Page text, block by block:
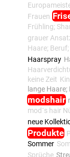
Frauen
Frühling;
grauer
Haare;
Haarspray
keine Zeit
lange Haare;
modshair
mod´s hair
neue
Produkte
Sommer
Sprüche